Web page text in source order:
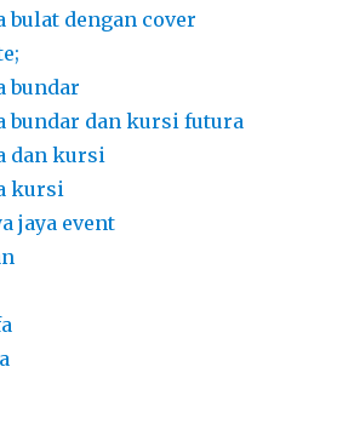
bulat dengan cover
bundar
bundar dan kursi futura
dan kursi
kursi
jaya event